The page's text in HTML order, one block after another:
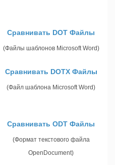
Сравнивать DOT Файлы
(Файлы шаблонов Microsoft Word)
Сравнивать DOTX Файлы
(Файл шаблона Microsoft Word)
Сравнивать ODT Файлы
(Формат текстового файла
OpenDocument)